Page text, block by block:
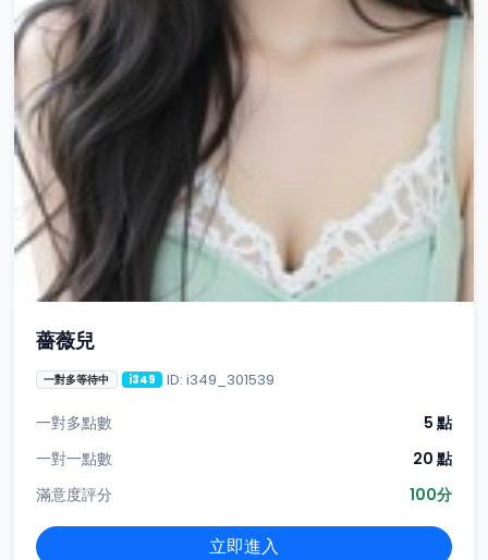
薔薇兒
一對多等待中 i349 ID: i349_301539
一對多點數
5 點
一對一點數
20 點
滿意度評分
100分
立即進入